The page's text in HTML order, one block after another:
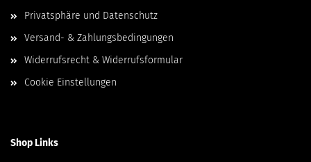
Privatsphäre und Datenschutz
Versand- & Zahlungsbedingungen
Widerrufsrecht & Widerrufsformular
Cookie Einstellungen
Shop Links